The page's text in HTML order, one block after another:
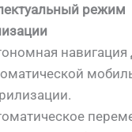
режим
навигация